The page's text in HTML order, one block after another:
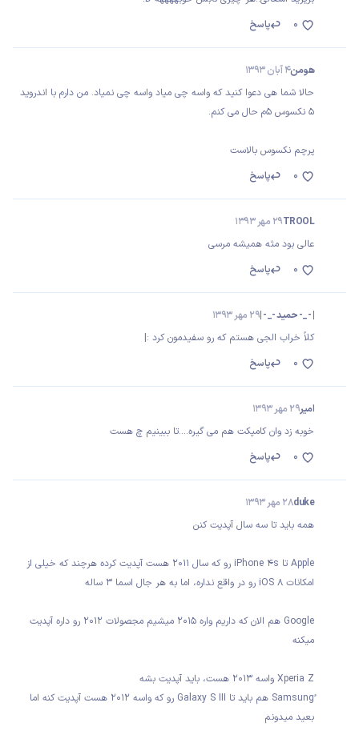
پاسخ
0
هومن4 آبان 1393
حالا شما هی دعوا کنید که واسه چی میاد واسه چی نمیاد. من دارم با اندروید
5 نکسوس 5م حال می کنم.
پرچم نکسوس بالاست
پاسخ
0
TROOL29 مهر 1393
عالی بود مثه همیشه مرسی
پاسخ
0
| -_- حمید -_- |29 مهر 1393
کلاً خراب الجی هستم که رو سفیدمون کرد :|
پاسخ
0
امیر29 مهر 1393
خوبه زد وان کامپکت هم می گیره....تا ببینیم چ هست
پاسخ
0
duke28 مهر 1393
همه باید تا سه سال آپدیت کنن
Apple تا iPhone 4s رو که سال 2011 هست آپدیت کرده هرچند که خیلی از
امکانات iOS 8 رو در واقع نداره، اما به هر جال اسما 3 ساله
Google هم الان که داریم واره 2015 میشیم مجصولات 2012 رو داره آپدیت
میکنه
Xperia Z واسه 2013 هست، باید آپدیت بشه
ُSamsung هم باید تا Galaxy S III رو که واسه 2012 هست آپدیت کنه اما
بعید میدونم